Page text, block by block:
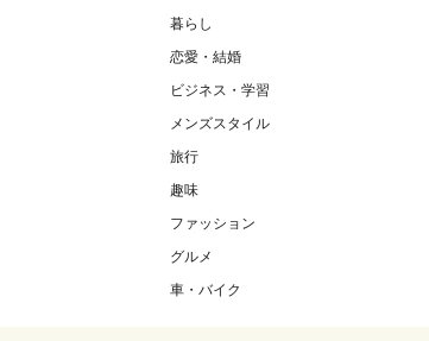
暮らし
恋愛・結婚
ビジネス・学習
メンズスタイル
旅行
趣味
ファッション
グルメ
車・バイク